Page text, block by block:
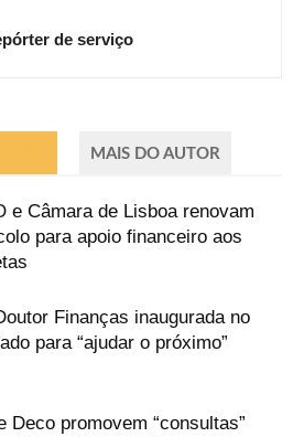
de serviço
MAIS DO AUTOR
e Câmara de Lisboa renovam
para apoio financeiro aos
Finanças inaugurada no
para “ajudar o próximo”
Deco promovem “consultas”